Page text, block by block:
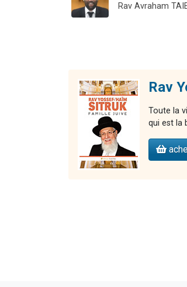
Rav Avraham
Rav
Toute la
qui est la